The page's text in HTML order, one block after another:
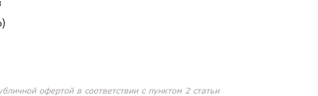
офертой в соответствии с пунктом 2 статьи